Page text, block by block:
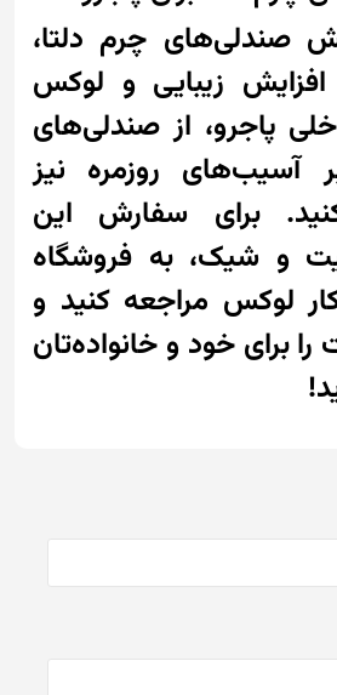
صندلی‌های چرم دلتا،
زیبایی و لوکس
پاجرو، از صندلی‌های
آسیب‌های روزمره نیز
برای سفارش این
و شیک، به فروشگاه
کار لوکس مراجعه کنید و
را برای خود و خانواده‌تان